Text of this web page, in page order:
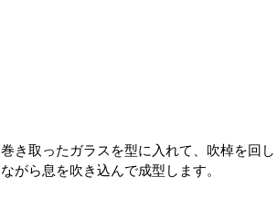
巻き取ったガラスを型に入れて、吹棹を回し
ながら息を吹き込んで成型します。